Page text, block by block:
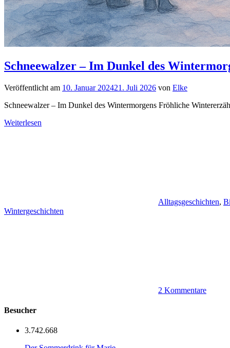
Schneewalzer – Im Dunkel des
Veröffentlicht am 10. Januar 202421. Juli 2026 von Elke
Schneewalzer – Im Dunkel des Wintermorgens Fröhliche
Weiterlesen
Alltagsgeschichten,
Wintergeschichten
2 Kommentare
Besucher
3.742.668